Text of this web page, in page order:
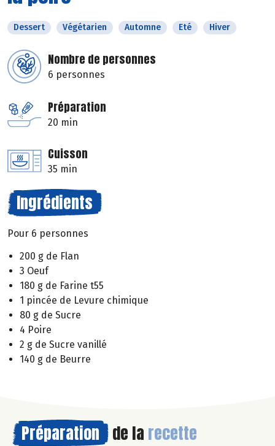
Dessert Végétarien Automne Eté Hiver
Nombre de personnes
6 personnes
Préparation
20 min
Cuisson
35 min
Ingrédients
Pour 6 personnes
200 g de Flan
3 Oeuf
180 g de Farine t55
1 pincée de Levure chimique
80 g de Sucre
4 Poire
2 g de Sucre vanillé
140 g de Beurre
Préparation de la recette